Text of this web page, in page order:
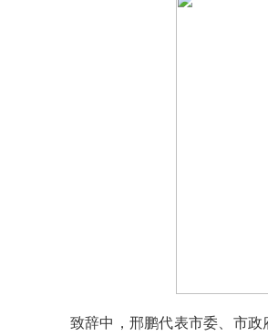
致辞中，邢鹏代表市委、市